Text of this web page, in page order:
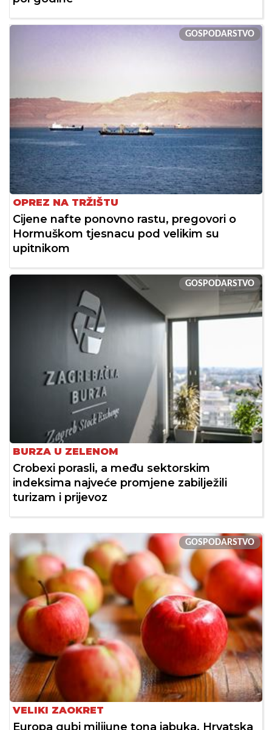
GOSPODARSTVO
OPREZ NA TRŽIŠTU
Cijene nafte ponovno rastu, pregovori o
Hormuškom tjesnacu pod velikim su
upitnikom
GOSPODARSTVO
BURZA U ZELENOM
Crobexi porasli, a među sektorskim
indeksima najveće promjene zabilježili
turizam i prijevoz
GOSPODARSTVO
VELIKI ZAOKRET
Europa gubi milijune tona jabuka, Hrvatska